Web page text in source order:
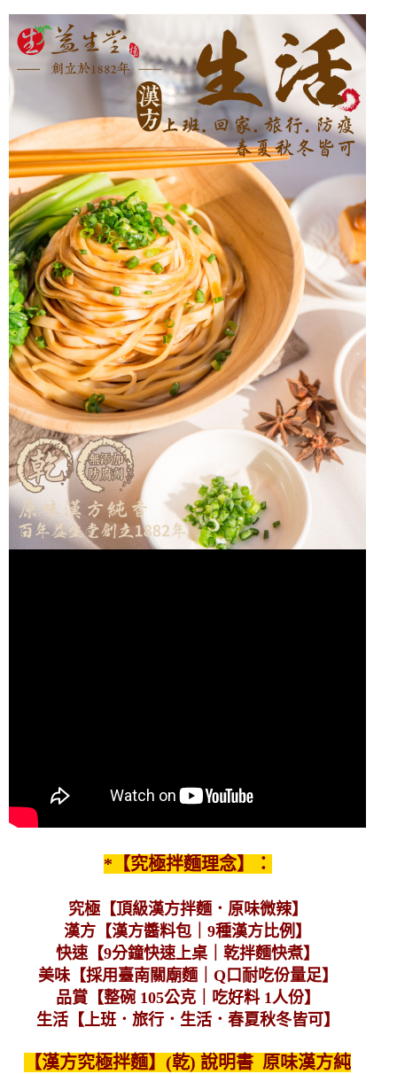
*【究極拌麵理念】：
究極【頂級漢方拌麵．原味微辣】
漢方【漢方醬料包｜9種漢方比例】
快速【9分鐘快速上桌｜乾拌麵快煮】
美味【採用臺南關廟麵｜Q口耐吃份量足】
品賞【整碗 105公克｜吃好料 1人份】
生活【上班．旅行．生活．春夏秋冬皆可】
【漢方究極拌麵】(乾) 說明書 原味漢方純